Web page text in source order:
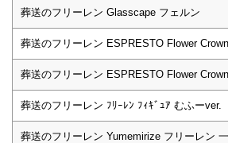
葬送のフリーレン Glasscape フェルン
葬送のフリーレン ESPRESTO Flower
葬送のフリーレン ESPRESTO Flower
葬送のフリーレン ﾌﾘｰﾚﾝ ﾌｨｷﾞｭｱ むふーver.
葬送のフリーレン Yumemirize フリーレン